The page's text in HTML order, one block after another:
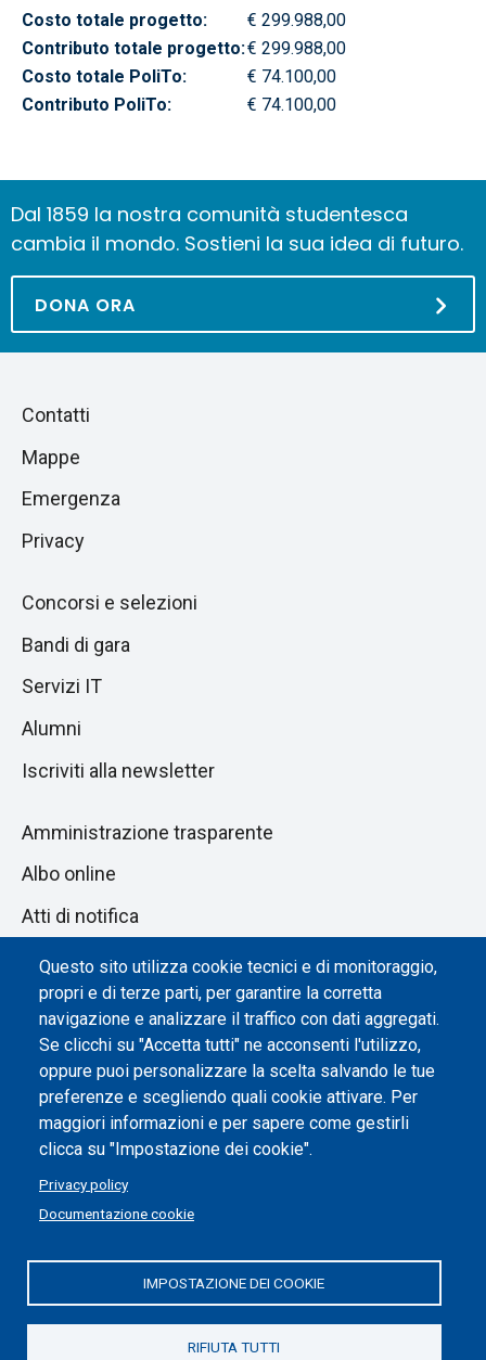
Costo totale progetto:
€ 299.988,00
Contributo totale progetto:€ 299.988,00
Costo totale PoliTo:
€ 74.100,00
Contributo PoliTo:
€ 74.100,00
Questo sito utilizza cookie tecnici e di monitoraggio,
propri e di terze parti, per garantire la corretta
navigazione e analizzare il traffico con dati aggregati.
Se clicchi su "Accetta tutti" ne acconsenti l'utilizzo,
oppure puoi personalizzare la scelta salvando le tue
preferenze e scegliendo quali cookie attivare. Per
maggiori informazioni e per sapere come gestirli
clicca su "Impostazione dei cookie".
Privacy policy
Documentazione cookie
IMPOSTAZIONE DEI COOKIE
RIFIUTA TUTTI
Dal 1859 la nostra comunità studentesca
cambia il mondo. Sostieni la sua idea di futuro.
DONA ORA
Salta
sezione
Piè
di
pagina
Contatti
Mappe
Emergenza
Privacy
Concorsi e selezioni
Bandi di gara
Servizi IT
Alumni
Iscriviti alla newsletter
Amministrazione trasparente
Albo online
Atti di notifica
Dichiarazione di accessibilità
Impostazione dei cookie
Politecnico di Torino | Corso Duca degli Abruzzi, 24 | 10129
Torino, ITALIA | P.IVA/C.F. 00518460019 | PEC